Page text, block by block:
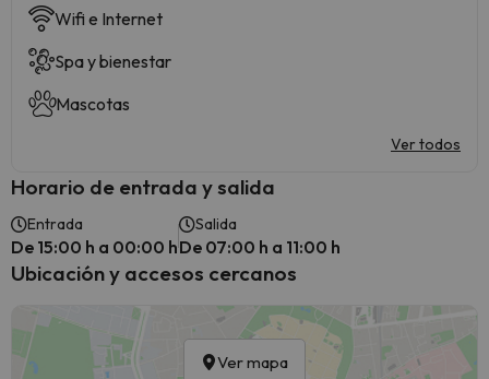
Wifi e Internet
Spa y bienestar
Mascotas
Ver todos
Horario de entrada y salida
Entrada
De 15:00 h a 00:00 h
Salida
De 07:00 h a 11:00 h
Ubicación y accesos cercanos
Ver mapa